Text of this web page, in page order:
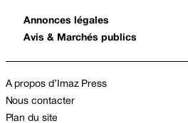
Annonces légales
Avis & Marchés publics
A propos d’Imaz Press
Nous contacter
Plan du site